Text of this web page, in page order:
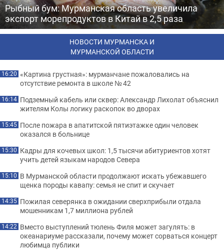
Рыбный бум: Мурманская область увеличила
экспорт морепродуктов в Китай в 2,5 раза
НОВОСТИ МУРМАНСКА И
МУРМАНСКОЙ ОБЛАСТИ
16:20 «Картина грустная»: мурманчане пожаловались на
отсутствие ремонта в школе № 42
16:14 Подземный кабель или сквер: Александр Лихолат объяснил
жителям Колы логику раскопок во дворах
15:45 После пожара в апатитской пятиэтажке один человек
оказался в больнице
15:30 Кадры для кочевых школ: 1,5 тысячи абитуриентов хотят
учить детей языкам народов Севера
15:10 В Мурманской области продолжают искать убежавшего
щенка породы кавапу: семья не спит и скучает
14:35 Пожилая северянка в ожидании сверхприбыли отдала
мошенникам 1,7 миллиона рублей
14:22 Вместо выступлений тюлень Филя может загулять: в
океанариуме рассказали, почему может сорваться концерт
любимца публики